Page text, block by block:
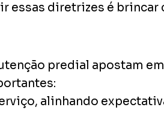
essas diretrizes é brincar
predial apostam
alinhando